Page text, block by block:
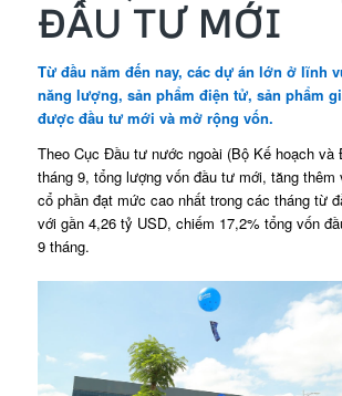
ĐẦU TƯ MỚI
Từ đầu năm đến nay, các dự án lớn ở lĩnh
năng lượng, sản phẩm điện tử, sản phẩm
được đầu tư mới và mở rộng vốn.
Theo Cục Đầu tư nước ngoài (Bộ Kế hoạch và
tháng 9, tổng lượng vốn đầu tư mới, tăng thêm
cổ phần đạt mức cao nhất trong các tháng từ
với gần 4,26 tỷ USD, chiếm 17,2% tổng vốn
9 tháng.